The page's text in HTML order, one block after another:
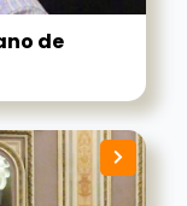
de